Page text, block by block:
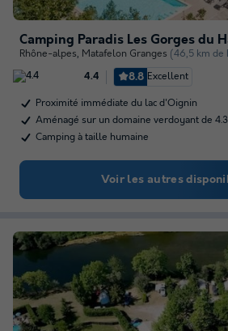
Camping Paradis Les Gorges du
Rhône-alpes, Matafelon Granges (46,5 km de
4.4 8.8 Excellent
Proximité immédiate du lac d'Oignin
Aménagé sur un domaine verdoyant de
Camping à taille humaine
Voir les autres